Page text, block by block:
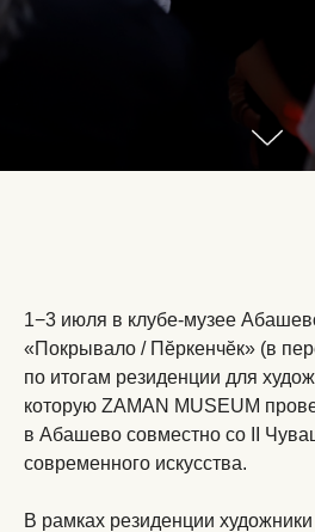
1−3 июля в клубе-музее
«Покрывало / Пӗркенчӗк» (в
по итогам резиденции для
которую ZAMAN MUSEUM
в Абашево совместно со II
современного искусства.
В рамках резиденции художники